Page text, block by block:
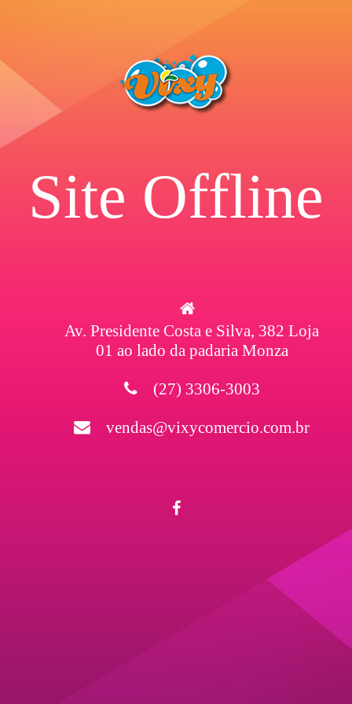
Site Offline
Av. Presidente Costa e Silva, 382 Loja
01 ao lado da padaria Monza
(27) 3306-3003
vendas@vixycomercio.com.br